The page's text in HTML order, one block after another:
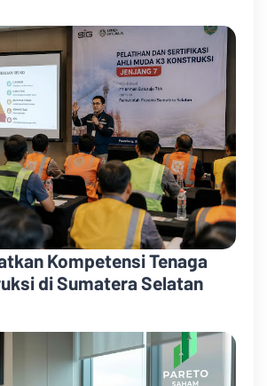
Kompetensi Tenaga
di Sumatera Selatan